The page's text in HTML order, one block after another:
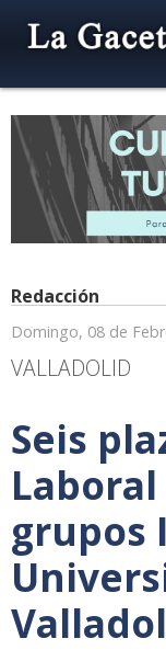
Redacción
Domingo, 08 de
VALLADOLID
Seis
grupos